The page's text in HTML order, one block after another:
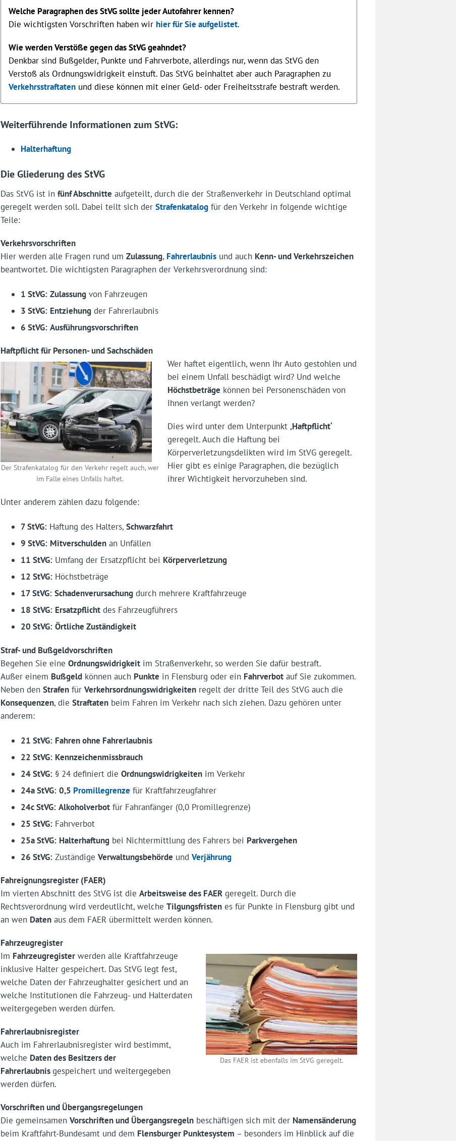
Welche Paragraphen des StVG sollte jeder Autofahrer kennen?
Die wichtigsten Vorschriften haben wir hier für Sie aufgelistet.
Wie werden Verstöße gegen das StVG geahndet?
Denkbar sind Bußgelder, Punkte und Fahrverbote, allerdings nur, wenn das StVG den
Verstoß als Ordnungswidrigkeit einstuft. Das StVG beinhaltet aber auch Paragraphen zu
Verkehrsstraftatenund diese können mit einer Geld- oder Freiheitsstrafe bestraft werden.
Weiterführende Informationen zum StVG:
Halterhaftung
Die Gliederung des StVG
Das StVG ist in fünf Abschnitte aufgeteilt, durch die der Straßenverkehr in Deutschland optimal
geregelt werden soll. Dabei teilt sich der Strafenkatalogfür den Verkehr in folgende wichtige
Teile:
Verkehrsvorschriften
Hier werden alle Fragen rund um Zulassung, Fahrerlaubnisund auch Kenn- und Verkehrszeichen
beantwortet. Die wichtigsten Paragraphen der Verkehrsverordnung sind:
1 StVG: Zulassungvon Fahrzeugen
3 StVG: Entziehungder Fahrerlaubnis
6 StVG: Ausführungsvorschriften
Haftpflicht für Personen- und Sachschäden
Der Strafenkatalog für den Verkehr regelt auch, wer
im Falle eines Unfalls haftet.
Wer haftet eigentlich, wenn Ihr Auto gestohlen und
bei einem Unfall beschädigt wird? Und welche
Höchstbeträge können bei Personenschäden von
Ihnen verlangt werden?
Dies wird unter dem Unterpunkt‚Haftpflicht‘
geregelt. Auch die Haftung bei
Körperverletzungsdelikten wird im StVG geregelt.
Hier gibt es einige Paragraphen, die bezüglich
ihrer Wichtigkeit hervorzuheben sind.
Unter anderem zählen dazu folgende:
7 StVG:Haftung des Halters, Schwarzfahrt
9 StVG: Mitverschuldenan Unfällen
11 StVG:Umfang der Ersatzpflicht bei Körperverletzung
12 StVG:Höchstbeträge
17 StVG: Schadenverursachungdurch mehrere Kraftfahrzeuge
18 StVG: Ersatzpflichtdes Fahrzeugführers
20 StVG: Örtliche Zuständigkeit
Straf- und Bußgeldvorschriften
Begehen Sie eine Ordnungswidrigkeitim Straßenverkehr, so werden Sie dafür bestraft.
Außer einem Bußgeldkönnen auch Punkte in Flensburg oder ein Fahrverbotauf Sie zukommen.
Neben den Strafenfür Verkehrsordnungswidrigkeitenregelt der dritte Teil des StVG auch die
Konsequenzen, die Straftatenbeim Fahren im Verkehr nach sich ziehen. Dazu gehören unter
anderem:
21 StVG: Fahren ohne Fahrerlaubnis
22 StVG: Kennzeichenmissbrauch
24 StVG:§ 24 definiert die Ordnungswidrigkeitenim Verkehr
24a StVG: 0,5 Promillegrenze für Kraftfahrzeugfahrer
24c StVG: Alkoholverbotfür Fahranfänger (0,0 Promillegrenze)
25 StVG:Fahrverbot
25a StVG: Halterhaftungbei Nichtermittlung des Fahrers bei Parkvergehen
26 StVG:Zuständige Verwaltungsbehörde und Verjährung
Fahreignungsregister (FAER)
Im vierten Abschnitt des StVG ist die Arbeitsweise des FAERgeregelt. Durch die
Rechtsverordnung wird verdeutlicht, welche Tilgungsfristenes für Punkte in Flensburg gibt und
an wen Datenaus dem FAER übermittelt werden können.
Fahrzeugregister
Das FAER ist ebenfalls im StVG geregelt.
Im Fahrzeugregisterwerden alle Kraftfahrzeuge
inklusive Halter gespeichert. Das StVG legt fest,
welche Daten der Fahrzeughalter gesichert und an
welche Institutionen die Fahrzeug- und Halterdaten
weitergegeben werden dürfen.
Fahrerlaubnisregister
Auch im Fahrerlaubnisregister wird bestimmt,
welche Daten des Besitzers der
Fahrerlaubnisgespeichert und weitergegeben
werden dürfen.
Vorschriften und Übergangsregelungen
Die gemeinsamen Vorschriften und Übergangsregelnbeschäftigen sich mit der Namensänderung
beim Kraftfahrt-Bundesamt und dem Flensburger Punktesystem – besonders im Hinblick auf die